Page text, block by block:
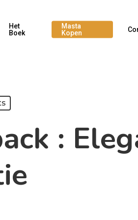
Het
Boek
Masta
Kopen
: